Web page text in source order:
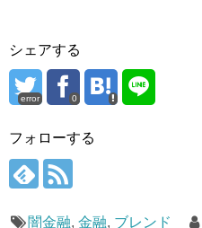
シェアする
error 0
フォローする
闇金融, 金融, ブレンド